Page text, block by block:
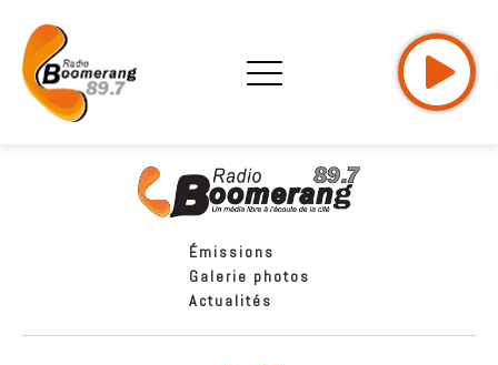
Émissions
Galerie photos
Actualités